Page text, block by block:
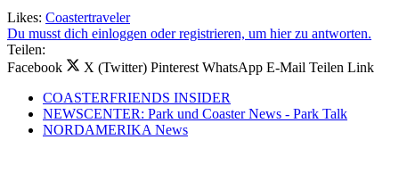
Likes: Coastertraveler
Du musst dich einloggen oder registrieren, um hier zu antworten.
Teilen:
Facebook
X (Twitter) Pinterest WhatsApp E-Mail Teilen Link
COASTERFRIENDS INSIDER
NEWSCENTER: Park und Coaster News - Park Talk
NORDAMERIKA News